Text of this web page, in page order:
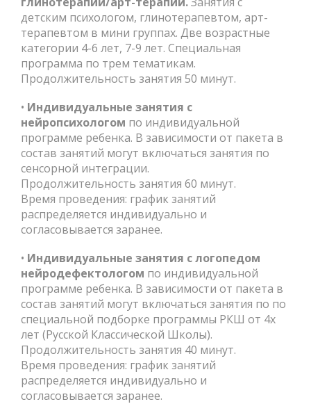
детским психологом, глинотерапевтом, арт-
терапевтом в мини группах. Две возрастные
категории 4-6 лет, 7-9 лет. Специальная
программа по трем тематикам.
Продолжительность занятия 50 минут.
• Индивидуальные занятия с
нейропсихологом по индивидуальной
программе ребенка. В зависимости от пакета в
состав занятий могут включаться занятия по
сенсорной интеграции.
Продолжительность занятия 60 минут.
Время проведения: график занятий
распределяется индивидуально и
согласовывается заранее.
• Индивидуальные занятия с логопедом
нейродефектологом по индивидуальной
программе ребенка. В зависимости от пакета в
состав занятий могут включаться занятия по по
специальной подборке программы РКШ от 4х
лет (Русской Классической Школы).
Продолжительность занятия 40 минут.
Время проведения: график занятий
распределяется индивидуально и
согласовывается заранее.